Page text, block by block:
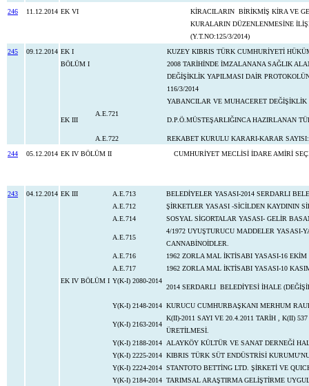
246 11.12.2014 EK VI
KİRACILARIN BİRİKMİŞ KİRA VE
KURALARIN DÜZENLENMESİNE
(Y.T.NO:125/3/2014)
245
09.12.2014 EK I
BÖLÜM I
KUZEY KIBRIS TÜRK CUMHURİYETİ
2008 TARİHİNDE İMZALANANA SAĞLIK
DEĞİŞİKLİK YAPILMASI DAİR
116/3/2014
YABANCILAR VE MUHACERET DEĞİŞİKLİK
EK III
A.E.721
D.P.Ö.MÜSTEŞARLIĞINCA HAZIRLANAN
A.E.722
REKABET KURULU KARARI-KARAR
244
05.12.2014 EK IV BÖLÜM II CUMHURİYET MECLİSİ İDARE AMİRİ
243 04.12.2014 EK III A.E.713
BELEDİYELER YASASI-2014 SERDARLI
A.E.712
ŞİRKETLER YASASI -SİCİLDEN KAYDININ
A.E.714
SOSYAL SİGORTALAR YASASI- GELİR
A.E.715
4/1972 UYUŞTURUCU MADDELER YASASI-
CANNABİNOİDLER.
A.E.716
1962 ZORLA MAL İKTİSABI YASASI-16
A.E.717
1962 ZORLA MAL İKTİSABI YASASI-10
EK IV BÖLÜM I Y(K-I) 2080-2014
2014 SERDARLI BELEDİYESİ İHALE
Y(K-I) 2148-2014 KURUCU CUMHURBAŞKANI MERHUM
Y(K-I) 2163-2014
K(II)-2011 SAYI VE 20.4.2011 TARİH , K(II)
ÜRETİLMESİ.
Y(K-I) 2188-2014
ALAYKÖY KÜLTÜR VE SANAT DERNEĞİ
Y(K-I) 2225-2014 KIBRIS TÜRK SÜT ENDÜSTRİSİ
Y(K-I) 2224-2014 STANTOTO BETTİNG LTD. ŞİRKETİ VE
Y(K-I) 2184-2014 TARIMSAL ARAŞTIRMA GELİŞTİRME